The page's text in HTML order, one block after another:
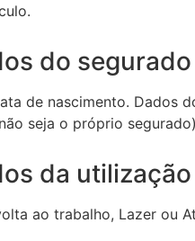
do
de nascimento. Dados
seja o próprio
da utilização
ao trabalho, Lazer ou